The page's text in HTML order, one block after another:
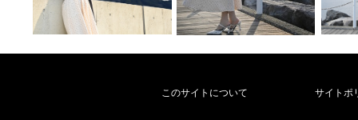
このサイトについて サイトポ